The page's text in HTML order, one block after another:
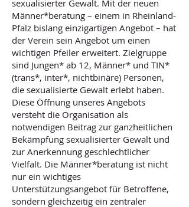
sexualisierter Gewalt. Mit der neuen
Männer*beratung – einem in Rheinland-
Pfalz bislang einzigartigen Angebot – hat
der Verein sein Angebot um einen
wichtigen Pfeiler erweitert. Zielgruppe
sind Jungen* ab 12, Männer* und TIN*
(trans*, inter*, nichtbinäre) Personen,
die sexualisierte Gewalt erlebt haben.
Diese Öffnung unseres Angebots
versteht die Organisation als
notwendigen Beitrag zur ganzheitlichen
Bekämpfung sexualisierter Gewalt und
zur Anerkennung geschlechtlicher
Vielfalt. Die Männer*beratung ist nicht
nur ein wichtiges
Unterstützungsangebot für Betroffene,
sondern gleichzeitig ein zentraler